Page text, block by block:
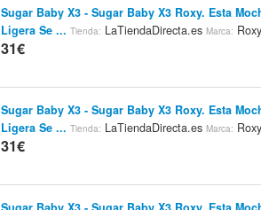
Sugar Baby X3 - Sugar Baby X3 Roxy. Esta
Ligera Se ... Tienda: LaTiendaDirecta.esMarca: Roxy
31€
Sugar Baby X3 - Sugar Baby X3 Roxy. Esta
Ligera Se ... Tienda: LaTiendaDirecta.esMarca: Roxy
31€